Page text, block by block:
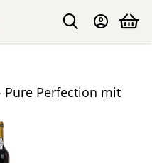
Pure Perfection mit